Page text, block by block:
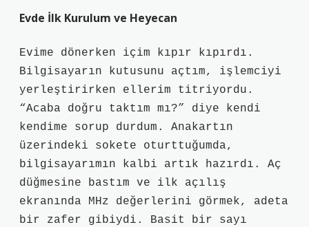
Evde İlk Kurulum ve Heyecan
Evime dönerken içim kıpır kıpırdı.
Bilgisayarın kutusunu açtım, işlemciyi
yerleştirirken ellerim titriyordu.
“Acaba doğru taktım mı?” diye kendi
kendime sorup durdum. Anakartın
üzerindeki sokete oturttuğumda,
bilgisayarımın kalbi artık hazırdı. Aç
düğmesine bastım ve ilk açılış
ekranında MHz değerlerini görmek, adeta
bir zafer gibiydi. Basit bir sayı